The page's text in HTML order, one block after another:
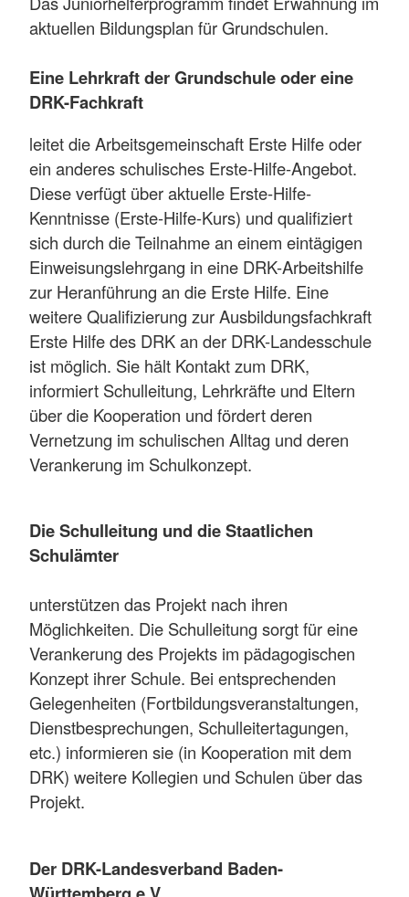
aktuellen Bildungsplan für Grundschulen.
Eine Lehrkraft der Grundschule oder eine
DRK-Fachkraft
leitet die Arbeitsgemeinschaft Erste Hilfe oder
ein anderes schulisches Erste-Hilfe-Angebot.
Diese verfügt über aktuelle Erste-Hilfe-
Kenntnisse (Erste-Hilfe-Kurs) und qualifiziert
sich durch die Teilnahme an einem eintägigen
Einweisungslehrgang in eine DRK-Arbeitshilfe
zur Heranführung an die Erste Hilfe. Eine
weitere Qualifizierung zur Ausbildungsfachkraft
Erste Hilfe des DRK an der DRK-Landesschule
ist möglich. Sie hält Kontakt zum DRK,
informiert Schulleitung, Lehrkräfte und Eltern
über die Kooperation und fördert deren
Vernetzung im schulischen Alltag und deren
Verankerung im Schulkonzept.
Die Schulleitung und die Staatlichen
Schulämter
unterstützen das Projekt nach ihren
Möglichkeiten. Die Schulleitung sorgt für eine
Verankerung des Projekts im pädagogischen
Konzept ihrer Schule. Bei entsprechenden
Gelegenheiten (Fortbildungsveranstaltungen,
Dienstbesprechungen, Schulleitertagungen,
etc.) informieren sie (in Kooperation mit dem
DRK) weitere Kollegien und Schulen über das
Projekt.
Der DRK-Landesverband Baden-